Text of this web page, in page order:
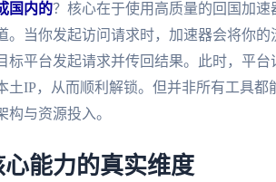
国内的？核心在于使用高质量的回国加
。当你发起访问请求时，加速器会将你
标平台发起请求并传回结果。此时，平
土IP，从而顺利解锁。但并非所有工具
构与资源投入。
能力的真实维度